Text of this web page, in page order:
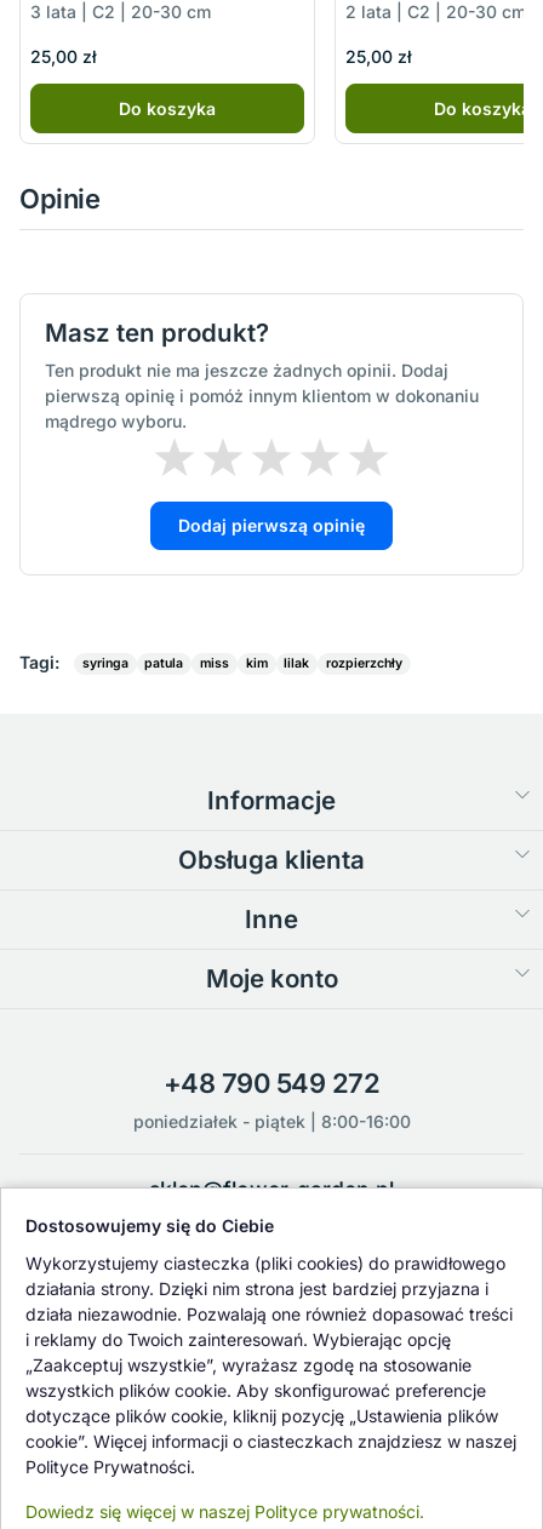
3 lata | C2 | 20-30 cm
25,00 zł
Do koszyka
2 lata | C2 | 20-30 cm
25,00 zł
Do koszyka
Opinie
Masz ten produkt?
Ten produkt nie ma jeszcze żadnych opinii. Dodaj
pierwszą opinię i pomóż innym klientom w dokonaniu
mądrego wyboru.
Dodaj pierwszą opinię
Tagi: syringa patula miss kim lilak rozpierzchły
Informacje
Obsługa klienta
Inne
Moje konto
+48 790 549 272
poniedziałek - piątek | 8:00-16:00
sklep@flower-garden.pl
Oferowane przez nas rośliny i nasiona podlegają regularnej ścisłej
kontroli jakości oraz kontroli zdrowotnej przeprowadzanej przez
wykwalifikowane osoby z Państwowej Inspekcji Ochrony Roślin i
Nasiennictwa.
Dostosowujemy się do Ciebie
Wykorzystujemy ciasteczka (pliki cookies) do prawidłowego
działania strony. Dzięki nim strona jest bardziej przyjazna i
działa niezawodnie. Pozwalają one również dopasować treści
i reklamy do Twoich zainteresowań. Wybierając opcję
„Zaakceptuj wszystkie”, wyrażasz zgodę na stosowanie
wszystkich plików cookie. Aby skonfigurować preferencje
dotyczące plików cookie, kliknij pozycję „Ustawienia plików
cookie”. Więcej informacji o ciasteczkach znajdziesz w naszej
Polityce Prywatności.
Dowiedz się więcej w naszej Polityce prywatności.